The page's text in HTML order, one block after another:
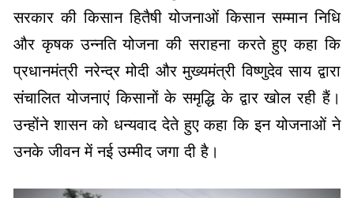
सरकार की किसान हितैषी योजनाओं किसान सम्मान निधि
और कृषक उन्नति योजना की सराहना करते हुए कहा कि
प्रधानमंत्री नरेन्द्र मोदी और मुख्यमंत्री विष्णुदेव साय द्वारा
संचालित योजनाएं किसानों के समृद्धि के द्वार खोल रही हैं।
उन्होंने शासन को धन्यवाद देते हुए कहा कि इन योजनाओं ने
उनके जीवन में नई उम्मीद जगा दी है।